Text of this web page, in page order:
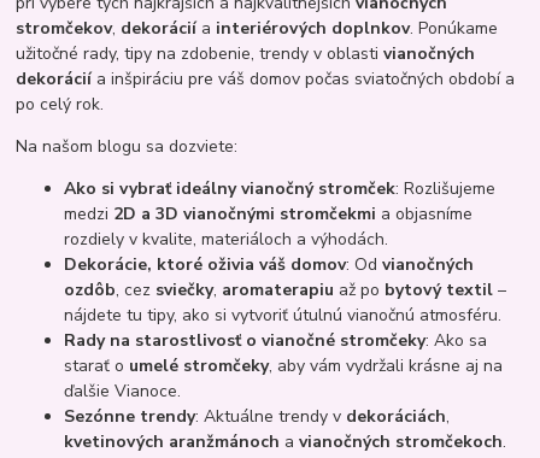
stromčekov, dekoráciía interiérových doplnkov. Ponúkame
užitočné rady, tipy na zdobenie, trendy v oblastivianočných
dekoráciía inšpiráciu pre váš domov počas sviatočných období a
po celý rok.
Na našom blogu sa dozviete:
Ako si vybrať ideálny vianočný stromček: Rozlišujeme
medzi 2D a 3D vianočnými stromčekmi a objasníme
rozdiely v kvalite, materiáloch a výhodách.
Dekorácie, ktoré oživia váš domov: Odvianočných
ozdôb, cez sviečky, aromaterapiu až po bytový textil –
nájdete tu tipy, ako si vytvoriť útulnú vianočnú atmosféru.
Rady na starostlivosť o vianočné stromčeky: Ako sa
starať o umelé stromčeky, aby vám vydržali krásne aj na
ďalšie Vianoce.
Sezónne trendy: Aktuálne trendy v dekoráciách,
kvetinových aranžmánoch avianočných stromčekoch.